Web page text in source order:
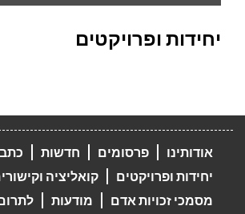
יחידות ופרויקטים
אודותינו פרסומים חדשות
יחידות ופרויקטים
קואליציה
מסמכי זכויות אדם
מודעות